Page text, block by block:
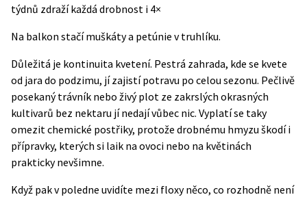
týdnů zdraží každá drobnost i 4×
Na balkon stačí muškáty a petúnie v truhlíku.
Důležitá je kontinuita kvetení. Pestrá zahrada, kde se kvete
od jara do podzimu, jí zajistí potravu po celou sezonu. Pečlivě
posekaný trávník nebo živý plot ze zakrslých okrasných
kultivarů bez nektaru jí nedají vůbec nic. Vyplatí se taky
omezit chemické postřiky, protože drobnému hmyzu škodí i
přípravky, kterých si laik na ovoci nebo na květinách
prakticky nevšimne.
Když pak v poledne uvidíte mezi floxy něco, co rozhodně není